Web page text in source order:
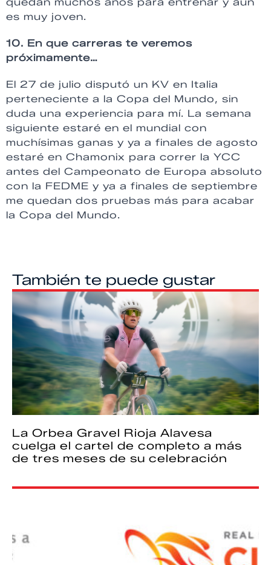
es muy joven.
10. En que carreras te veremos
próximamente…
El 27 de julio disputó un KV en Italia
perteneciente a la Copa del Mundo, sin
duda una experiencia para mí. La semana
siguiente estaré en el mundial con
muchísimas ganas y ya a finales de agosto
estaré en Chamonix para correr la YCC
antes del Campeonato de Europa absoluto
con la FEDME y ya a finales de septiembre
me quedan dos pruebas más para acabar
la Copa del Mundo.
También te puede gustar
La Orbea Gravel Rioja Alavesa
cuelga el cartel de completo a más
de tres meses de su celebración